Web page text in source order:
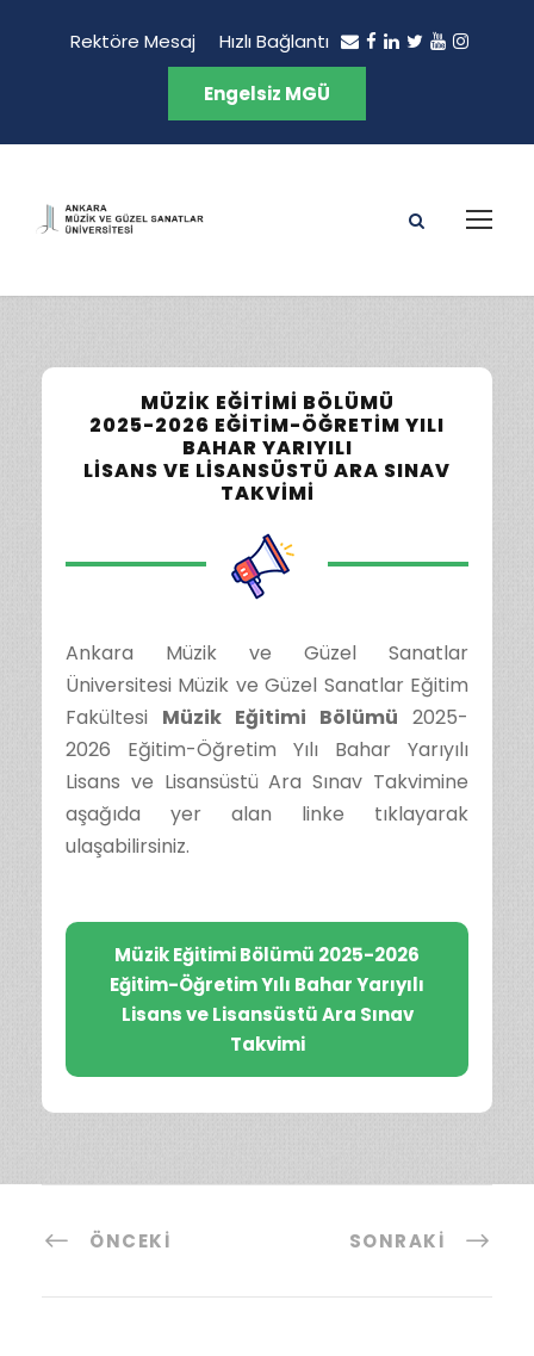
Rektöre Mesaj Hızlı Bağlantı
Engelsiz MGÜ
MÜZIK EĞITIMI BÖLÜMÜ
2025-2026 EĞITIM-ÖĞRETIM YILI
BAHAR YARIYILI
LISANS VE LISANSÜSTÜ ARA SINAV
TAKVIMI
Ankara Müzik ve Güzel Sanatlar
Üniversitesi Müzik ve Güzel Sanatlar Eğitim
Fakültesi Müzik Eğitimi Bölümü 2025-
2026 Eğitim-Öğretim Yılı Bahar Yarıyılı
Lisans ve Lisansüstü Ara Sınav Takvimine
aşağıda yer alan linke tıklayarak
ulaşabilirsiniz.
Müzik Eğitimi Bölümü 2025-2026
Eğitim-Öğretim Yılı Bahar Yarıyılı
Lisans ve Lisansüstü Ara Sınav
Takvimi
ÖNCEKI SONRAKI